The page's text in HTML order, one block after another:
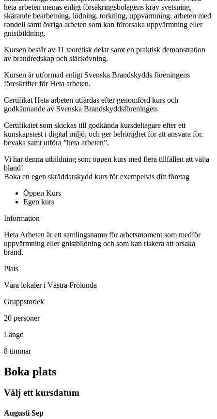
heta arbeten menas enligt försäkringsbolagens krav svetsning,
skärande bearbetning, lödning, torkning, uppvärmning, arbeten med
rondell samt övriga arbeten som kan förorsaka uppvärmning eller
gnistbildning.
Kursen består av 11 teoretisk delar samt en praktisk demonstration
av brandredskap och släckövning.
Kursen är utformad enligt Svenska Brandskydds föreningens
föreskrifter för Heta arbeten.
Certifikat Heta arbeten utfärdas efter genomförd kurs och
godkännande av Svenska Brandskyddsföreningen.
Certifikatet som skickas till godkända kursdeltagare efter ett
kunskapstest i digital miljö, och ger behörighet för att ansvara för,
bevaka samt utföra ”heta arbeten”.
Vi har denna utbildning som öppen kurs med flera tillfällen att välja
bland!
Boka en egen skräddarskydd kurs för exempelvis ditt företag
Öppen Kurs
Egen kurs
Information
Heta Arbeten är ett samlingsnamn för arbetsmoment som medför
uppvärmning eller gnistbildning och som kan riskera att orsaka
brand.
Plats
Våra lokaler i Västra Frölunda
Gruppstorlek
20 personer
Längd
8 timmar
Boka plats
Välj ett kursdatum
Augusti Sep